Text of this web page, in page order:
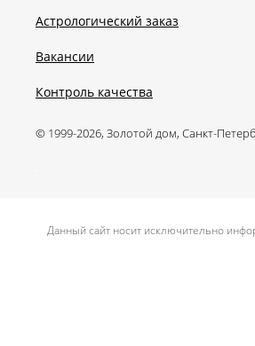
Астрологический заказ
Вакансии
Контроль качества
© 1999-2026, Золотой дом, Санкт-
Данный сайт носит исключительно